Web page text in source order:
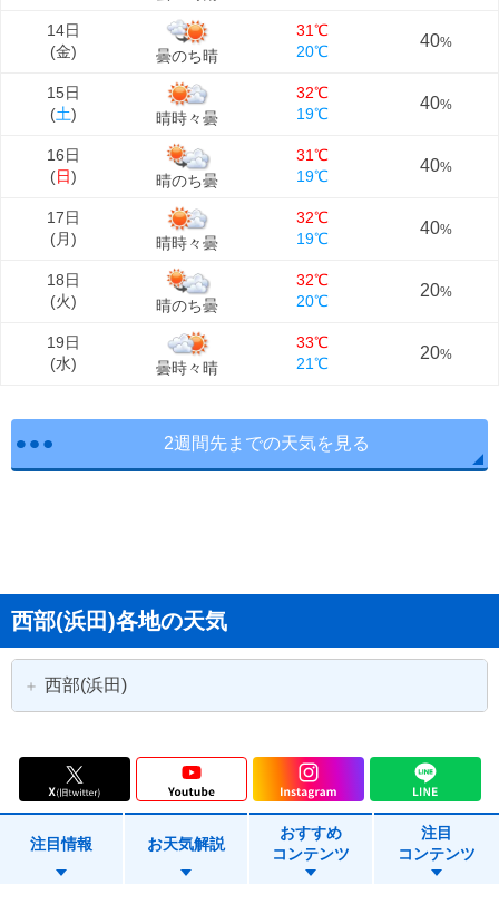
14日
(金) 曇のち晴
31℃
20℃
40%
15日
(土) 晴時々曇
32℃
19℃
40%
16日
(日) 晴のち曇
31℃
19℃
40%
17日
(月) 晴時々曇
32℃
19℃
40%
18日
(火) 晴のち曇
32℃
20℃
20%
19日
(水) 曇時々晴
33℃
21℃
20%
2週間先までの天気を見る
西部(浜田)各地の天気
西部(浜田)
大田市 江津市
川本町 美郷町
注目情報 お天気解説
おすすめ
コンテンツ
注目
コンテンツ